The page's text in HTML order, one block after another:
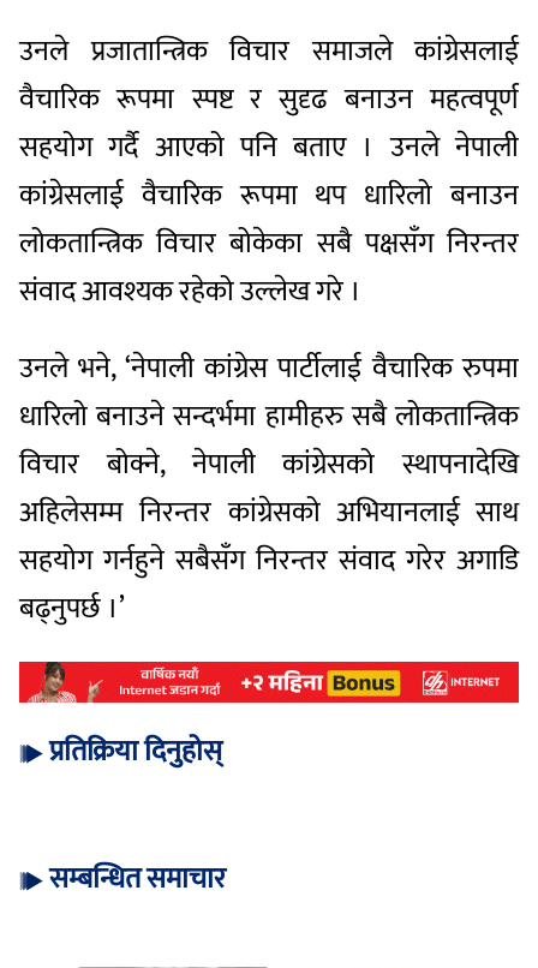
उनले प्रजातान्त्रिक विचार समाजले कांग्रेसलाई
वैचारिक रूपमा स्पष्ट र सुदृढ बनाउन महत्वपूर्ण
सहयोग गर्दै आएको पनि बताए । उनले नेपाली
कांग्रेसलाई वैचारिक रूपमा थप धारिलो बनाउन
लोकतान्त्रिक विचार बोकेका सबै पक्षसँग निरन्तर
संवाद आवश्यक रहेको उल्लेख गरे ।
उनले भने, ‘नेपाली कांग्रेस पार्टीलाई वैचारिक रुपमा
धारिलो बनाउने सन्दर्भमा हामीहरु सबै लोकतान्त्रिक
विचार बोक्ने, नेपाली कांग्रेसको स्थापनादेखि
अहिलेसम्म निरन्तर कांग्रेसको अभियानलाई साथ
सहयोग गर्नहुने सबैसँग निरन्तर संवाद गरेर अगाडि
बढ्नुपर्छ ।’
प्रतिक्रिया दिनुहोस्
सम्बन्धित समाचार